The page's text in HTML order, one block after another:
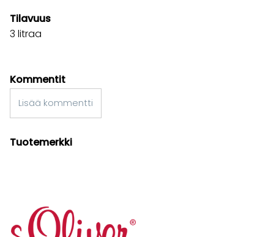
Tilavuus
3 litraa
Kommentit
Lisää kommentti
Tuotemerkki